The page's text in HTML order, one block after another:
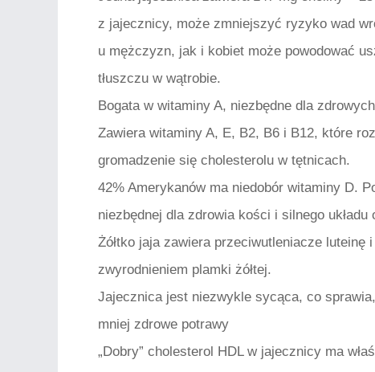
z jajecznicy, może zmniejszyć ryzyko wad
u mężczyzn, jak i kobiet może powodować
tłuszczu w wątrobie.
Bogata w witaminy A, niezbędne dla
Zawiera witaminy A, E, B2, B6 i B12, które
gromadzenie się cholesterolu w tętnicach.
42% Amerykanów ma niedobór witaminy D.
niezbędnej dla zdrowia kości i silnego układu
Żółtko jaja zawiera przeciwutleniacze
zwyrodnieniem plamki żółtej.
Jajecznica jest niezwykle sycąca, co
mniej zdrowe potrawy
„Dobry” cholesterol HDL w jajecznicy ma